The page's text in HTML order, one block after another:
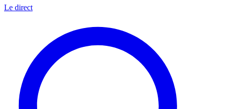
Le direct